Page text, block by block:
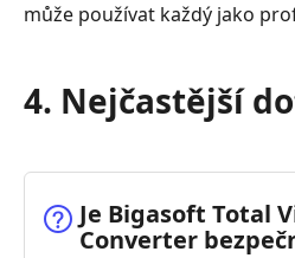
může používat každý jako
4. Nejčastější
Je Bigasoft Total
Converter